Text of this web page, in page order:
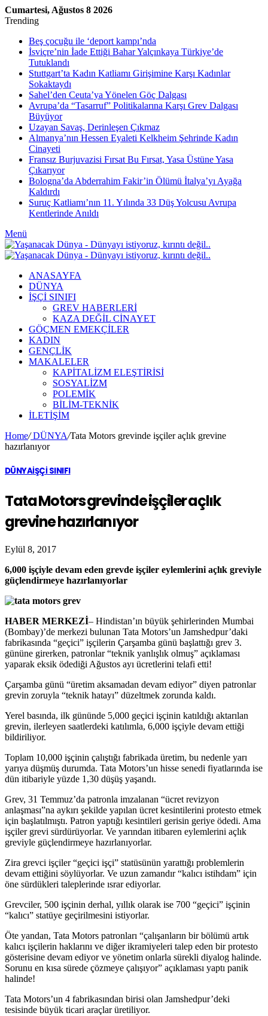
Cumartesi, Ağustos 8 2026
Trending
Beş çocuğu ile ‘deport kampı’nda
İsviçre’nin İade Ettiği Bahar Yalçınkaya Türkiye’de
Tutuklandı
Stuttgart’ta Kadın Katliamı Girişimine Karşı Kadınlar
Sokaktaydı
Sahel’den Ceuta’ya Yönelen Göç Dalgası
Avrupa’da “Tasarruf” Politikalarına Karşı Grev Dalgası
Büyüyor
Uzayan Savaş, Derinleşen Çıkmaz
Almanya’nın Hessen Eyaleti Kelkheim Şehrinde Kadın
Cinayeti
Fransız Burjuvazisi Fırsat Bu Fırsat, Yasa Üstüne Yasa
Çıkarıyor
Bologna’da Abderrahim Fakir’in Ölümü İtalya’yı Ayağa
Kaldırdı
Suruç Katliamı’nın 11. Yılında 33 Düş Yolcusu Avrupa
Kentlerinde Anıldı
Menü
ANASAYFA
DÜNYA
İŞÇİ SINIFI
GREV HABERLERİ
KAZA DEĞİL CİNAYET
GÖÇMEN EMEKÇİLER
KADIN
GENÇLİK
MAKALELER
KAPİTALİZM ELEŞTİRİSİ
SOSYALİZM
POLEMİK
BİLİM-TEKNİK
ILETIŞIM
Home/DÜNYA/Tata Motors grevinde işçiler açlık grevine
hazırlanıyor
DÜNYAİŞÇİ SINIFI
Tata Motors grevinde işçiler açlık
grevine hazırlanıyor
Eylül 8, 2017
6,000 işçiyle devam eden grevde işçiler eylemlerini açlık greviyle
güçlendirmeye hazırlanıyorlar
HABER MERKEZİ– Hindistan’ın büyük şehirlerinden Mumbai
(Bombay)’de merkezi bulunan Tata Motors’un Jamshedpur’daki
fabrikasında “geçici” işçilerin Çarşamba günü başlattığı grev 3.
gününe girerken, patronlar “teknik yanlışlık olmuş” açıklaması
yaparak eksik ödediği Ağustos ayı ücretlerini telafi etti!
Çarşamba günü “üretim aksamadan devam ediyor” diyen patronlar
grevin zoruyla “teknik hatayı” düzeltmek zorunda kaldı.
Yerel basında, ilk gününde 5,000 geçici işçinin katıldığı aktarılan
grevin, ilerleyen saatlerdeki katılımla, 6,000 işçiyle devam ettiği
bildiriliyor.
Toplam 10,000 işçinin çalıştığı fabrikada üretim, bu nedenle yarı
yarıya düşmüş durumda. Tata Motors’un hisse senedi fiyatlarında ise
dün itibariyle yüzde 1,30 düşüş yaşandı.
Grev, 31 Temmuz’da patronla imzalanan “ücret revizyon
anlaşması”na aykırı şekilde yapılan ücret kesintilerini protesto etmek
için başlatılmıştı. Patron yaptığı kesintileri gerisin geriye ödedi. Ama
işçiler grevi sürdürüyorlar. Ve yarından itibaren eylemlerini açlık
greviyle güçlendirmeye hazırlanıyorlar.
Zira grevci işçiler “geçici işçi” statüsünün yarattığı problemlerin
devam ettiğini söylüyorlar. Ve uzun zamandır “kalıcı istihdam” için
öne sürdükleri taleplerinde ısrar ediyorlar.
Grevciler, 500 işçinin derhal, yıllık olarak ise 700 “geçici” işçinin
“kalıcı” statüye geçirilmesini istiyorlar.
Öte yandan, Tata Motors patronları “çalışanların bir bölümü artık
kalıcı işçilerin haklarını ve diğer ikramiyeleri talep eden bir protesto
gösterisine devam ediyor ve yönetim onlarla sürekli diyalog halinde.
Sorunu en kısa sürede çözmeye çalışıyor” açıklaması yaptı panik
halinde!
Tata Motors’un 4 fabrikasından birisi olan Jamshedpur’deki
tesisinde büyük ticari araçlar üretiliyor.